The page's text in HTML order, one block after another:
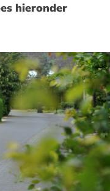
hieronder